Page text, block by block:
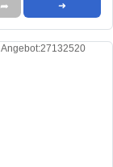
➦ ➜